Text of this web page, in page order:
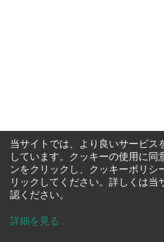
当サイトでは、より良いサービス
しています。クッキーの使用に同
ンをクリックし、クッキーポリシ
リックしてください。詳しくは当
認ください。
詳細を見る ...